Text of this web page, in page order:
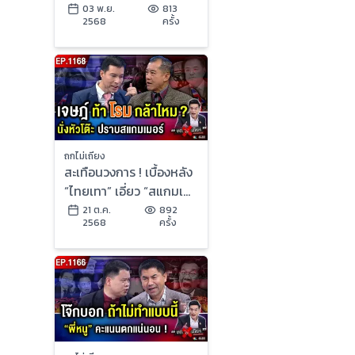
ใหญ่คับฟ้า” บี้ “อินฟลูฯ”
หวังสกัดขาใคร ?
03 พ.ย.
2568
813
ครั้ง
ถกไม่เถียง
สะเทือนวงการ ! เบื้องหลัง
“ไทยเทา” เอี่ยว “สแกมเม
อร์” อึ้ง “ยาแรง” นายกฯ
21 ต.ค.
2568
892
ครั้ง